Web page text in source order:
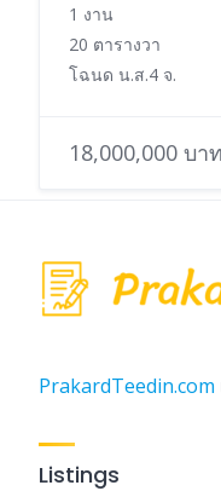
1 งาน
20 ตารางวา
โฉนด น.ส.4 จ.
18,000,000 บาท
PrakardTeedin.com
Listings